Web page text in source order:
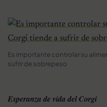
Es importante controlar su
sufrir de sobrepeso
Esperanza de vida del Corgi